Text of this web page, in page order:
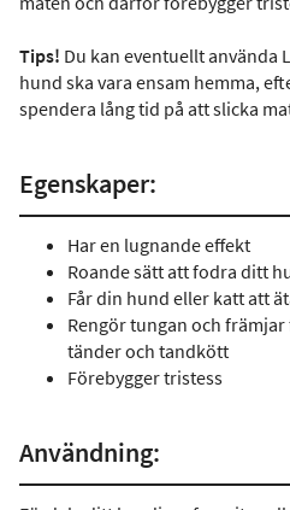
Tips! Du kan eventuellt använda
hund ska vara ensam hemma,
spendera lång tid på att slicka
Egenskaper:
Har en lugnande effekt
Roande sätt att fodra ditt
Får din hund eller katt att
Rengör tungan och
tänder och tandkött
Förebygger tristess
Användning: